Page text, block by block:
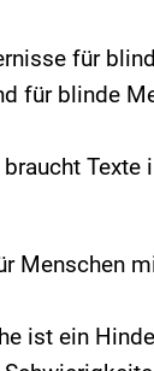
für
für blinde
Texte
Menschen
ist ein